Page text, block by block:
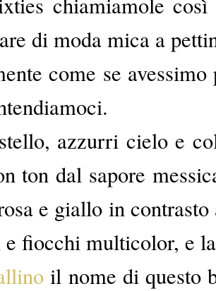
di moda mica a
come se
azzurri cielo e
ton dal sapore
e giallo in
fiocchi multicolor, e
il nome di questo